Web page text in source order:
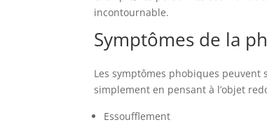
incontournable.
Symptômes de la
Les symptômes phobiques peuvent
simplement en pensant à l’objet
Essoufflement